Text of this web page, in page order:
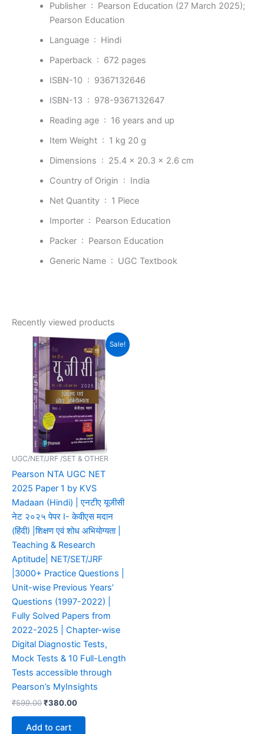
Publisher ‏ : ‎ Pearson Education (27 March 2025);
Pearson Education
Language ‏ : ‎ Hindi
Paperback ‏ : ‎ 672 pages
ISBN-10 ‏ : ‎ 9367132646
ISBN-13 ‏ : ‎ 978-9367132647
Reading age ‏ : ‎ 16 years and up
Item Weight ‏ : ‎ 1 kg 20 g
Dimensions ‏ : ‎ 25.4 x 20.3 x 2.6 cm
Country of Origin ‏ : ‎ India
Net Quantity ‏ : ‎ 1 Piece
Importer ‏ : ‎ Pearson Education
Packer ‏ : ‎ Pearson Education
Generic Name ‏ : ‎ UGC Textbook
Recently viewed products
Sale!
UGC/NET/JRF /SET & OTHER
Pearson NTA UGC NET
2025 Paper 1 by KVS
Madaan (Hindi) | एनटीए यूजीसी
नेट २०२५ पेपर I- केवीएस मदान
(हिंदी) |शिक्षण एवं शोध अभियोग्यता |
Teaching & Research
Aptitude| NET/SET/JRF
|3000+ Practice Questions |
Unit-wise Previous Years’
Questions (1997-2022) |
Fully Solved Papers from
2022-2025 | Chapter-wise
Digital Diagnostic Tests,
Mock Tests & 10 Full-Length
Tests accessible through
Pearson’s MyInsights
₹599.00
Original
price
was:
₹599.00.
₹380.00
Current
price
is:
₹380.00.
Add to cart